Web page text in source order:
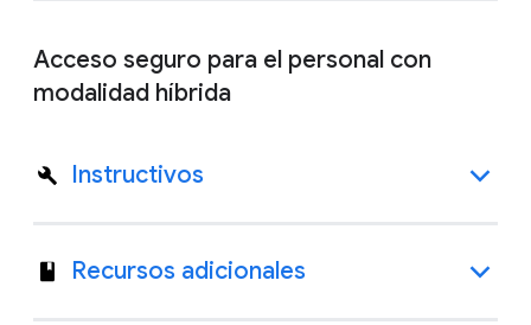
Acceso seguro para el personal con
modalidad híbrida
Instructivos
Recursos adicionales